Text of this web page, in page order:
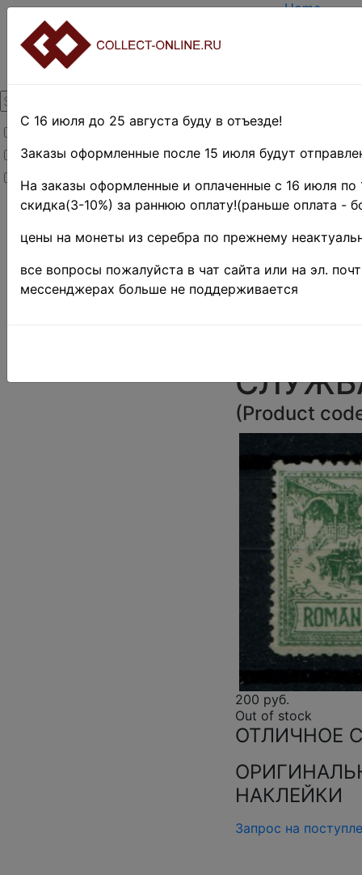
Товары со скидкой
Товары в наличии
Новинки
Home
TERMS
Home»
EUROPE
»
Румыния
(Product
200 руб.
Out of stock
ОТЛИЧНОЕ
НАКЛЕЙКИ
Запрос на
С 16 июля до 25 августа буду в отъезде!
Заказы оформленные после 15 июля будут
На заказы оформленные и оплаченные с 16 июля по
скидка(3-10%) за раннюю оплату!(раньше оплата -
цены на монеты из серебра по прежнему
все вопросы пожалуйста в чат сайта или на эл.
мессенджерах больше не поддерживается